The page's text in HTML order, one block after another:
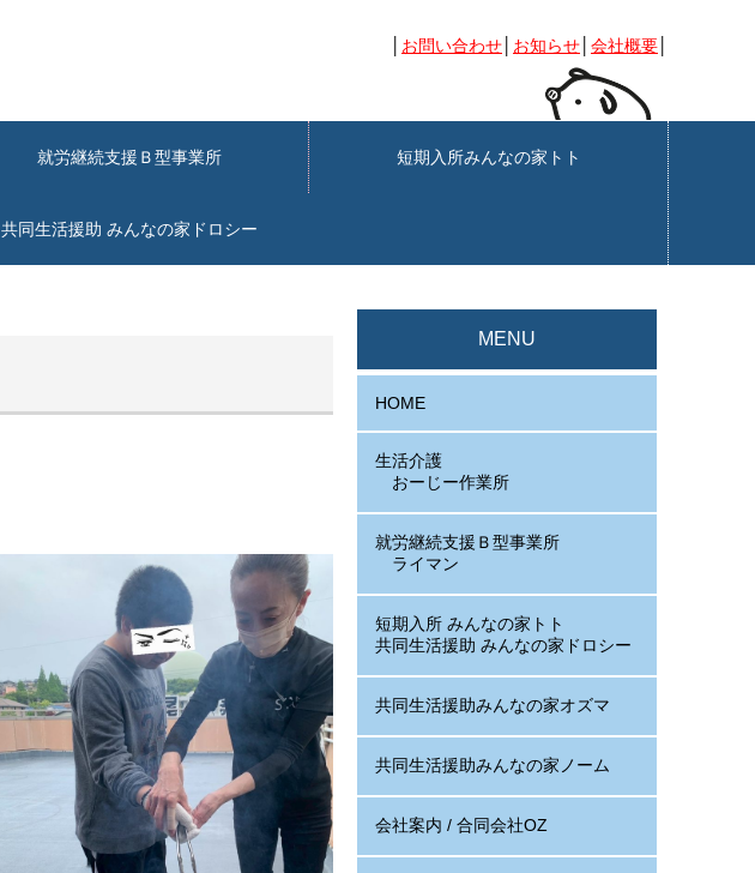
お問い合わせ お知らせ 会社概要
就労継続支援Ｂ型事業所 短期入所みんなの家トト
共同生活援助 みんなの家ドロシー
MENU
HOME
生活介護
おーじー作業所
就労継続支援Ｂ型事業所
ライマン
短期入所 みんなの家トト
共同生活援助 みんなの家ドロシー
共同生活援助みんなの家オズマ
共同生活援助みんなの家ノーム
会社案内 / 合同会社OZ